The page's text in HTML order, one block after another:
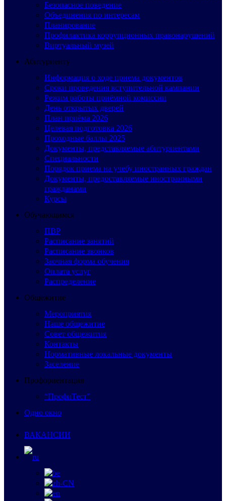
Безопасное поведение
Объединения по интересам
Планирование
Профилактика коррупционных правонарушений
Виртуальный музей
Абитуриенту
Информация о ходе приема документов
Сроки проведения вступительной кампании
Режим работы приёмной комиссии
День открытых дверей
План приёма 2026
Целевая подготовка 2026
Проходные баллы 2025
Документы, представляемые абитуриентами
Специальности
Порядок приема на учебу иностранных граждан
Документы, предоставляемые иностранными
гражданами
Курсы
Обучающимся
ПВР
Расписание занятий
Расписание звонков
Заочная форма обучения
Оплата услуг
Распределение
Общежитие
Мероприятия
Наше общежитие
Совет общежития
Контакты
Нормативные локальные документы
Заселение
Профориентация
“ПрофиТест”
Одно окно
ВАКАНСИИ